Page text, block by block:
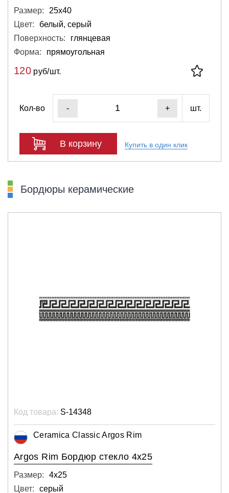
Размер:
25х40
Цвет:
белый, серый
Поверхность:
глянцевая
Форма:
прямоугольная
120руб/шт.
Кол-во - + шт.
В корзину Купить в один клик
Бордюры керамические
Код товара: S-14348
Ceramica Classic Argos Rim
Argos Rim Бордюр стекло 4х25
Размер:
4х25
Цвет:
серый